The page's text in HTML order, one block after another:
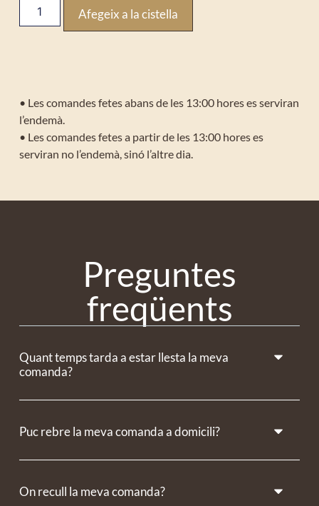
Afegeix a la cistella
• Les comandes fetes abans de les 13:00 hores es serviran
l’endemà.
• Les comandes fetes a partir de les 13:00 hores es
serviran no l’endemà, sinó l’altre dia.
Preguntes
freqüents
Quant temps tarda a estar llesta la meva
comanda?
Puc rebre la meva comanda a domicili?
On recull la meva comanda?